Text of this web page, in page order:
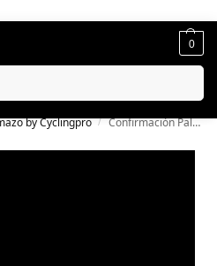
0
por compras superiores a $250.000
by Cyclingpro / Confirmación Palmazo 9.0